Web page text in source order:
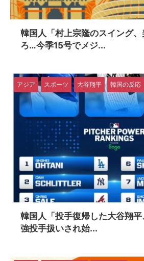
韓国人「村上宗隆のスイング
ろ…今季15号でメジ...
アジア スポーツ 大谷翔平 韓国の反応
韓国人「投手復帰した大谷翔
強投手扱いされ始...